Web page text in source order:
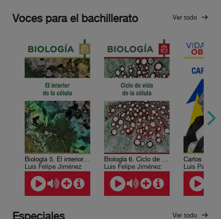
Voces para el bachillerato Ver todo
Biología 5. El interior de la célula
Luis Felipe Jiménez
Biología 6. Ciclo de vida de la célula
Luis Felipe Jiménez
Carlos Marx
Luis
Ver todo